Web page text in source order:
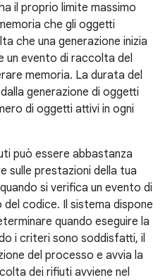
il proprio limite massimo
che gli oggetti
che una generazione inizia
un evento di raccolta del
memoria. La durata del
generazione di oggetti
di oggetti attivi in ogni
può essere abbastanza
sulle prestazioni della tua
si verifica un evento di
codice. Il sistema dispone
quando eseguire la
i criteri sono soddisfatti, il
del processo e avvia la
dei rifiuti avviene nel